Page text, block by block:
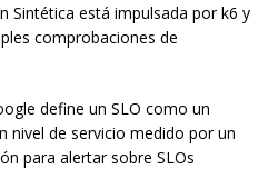
Sintética está impulsada por k6 y
comprobaciones de
define un SLO como un
nivel de servicio medido por un
para alertar sobre SLOs